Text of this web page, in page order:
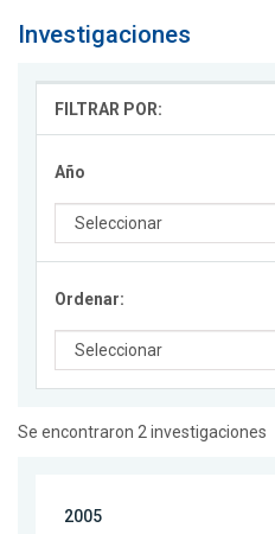
Investigaciones
FILTRAR POR:
Año
Ordenar:
Se encontraron 2 investigaciones
2005